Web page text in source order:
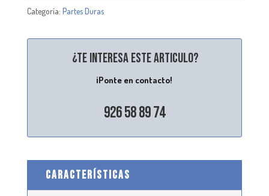
Categoría: Partes Duras
¿Te interesa este articulo?
¡Ponte en contacto!
926 58 89 74
CARACTERÍSTICAS